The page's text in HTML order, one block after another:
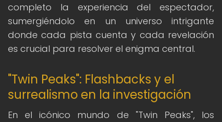
completo la experiencia del espectador,
sumergiéndolo en un universo intrigante
donde cada pista cuenta y cada revelación
es crucial para resolver el enigma central.
"Twin Peaks": Flashbacks y el
surrealismo en la investigación
En el icónico mundo de "Twin Peaks", los